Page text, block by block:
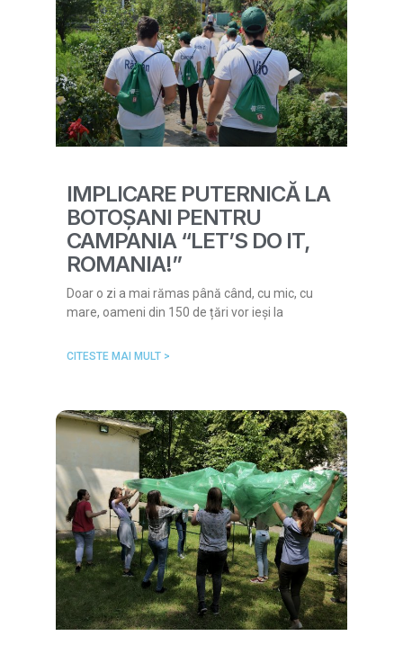
IMPLICARE PUTERNICĂ LA
BOTOȘANI PENTRU
CAMPANIA “LET’S DO IT,
ROMANIA!”
Doar o zi a mai rămas până când, cu mic, cu
mare, oameni din 150 de țări vor ieși la
CITESTE MAI MULT >